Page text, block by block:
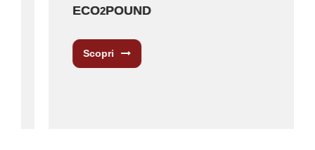
ECO2POUND
Scopri